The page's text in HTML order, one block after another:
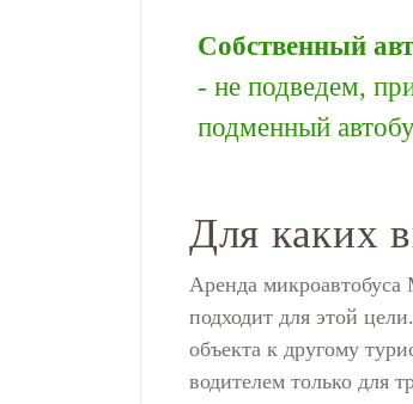
Собственный
- не подведем,
подменный
Для каких
Аренда микроавтобуса
подходит для этой
объекта к другому
водителем только для